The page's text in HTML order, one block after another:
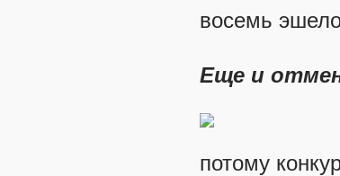
восемь
Еще и
потому